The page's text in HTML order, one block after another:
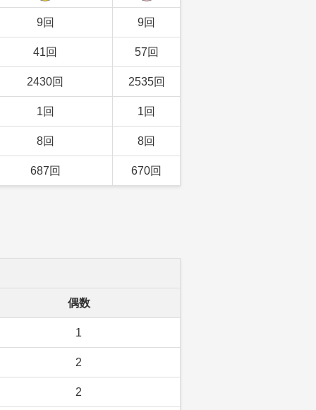
9回 9回
41回 57回
2430回 2535回
1回 1回
8回 8回
687回 670回
偶数
1
2
2